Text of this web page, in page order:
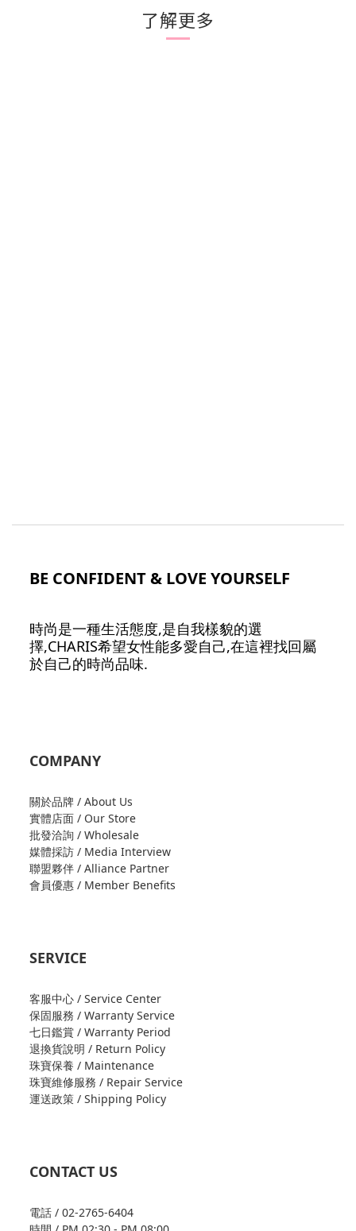
了解更多
BE CONFIDENT & LOVE YOURSELF
時尚是一種生活態度,是自我樣貌的選
擇,CHARIS希望女性能多愛自己,在這裡找回屬
於自己的時尚品味.
COMPANY
關於品牌 / About Us
實體店面 / Our Store
批發洽詢 / Wholesale
媒體採訪 / Media Interview
聯盟夥伴 / Alliance Partner
會員優惠 / Member Benefits
SERVICE
客服中心 / Service Center
保固服務 / Warranty Service
七日鑑賞 / Warranty Period
退換貨說明 / Return Policy
珠寶保養 / Maintenance
珠寶維修服務 / Repair Service
運送政策 / Shipping Policy
CONTACT US
電話 / 02-2765-6404